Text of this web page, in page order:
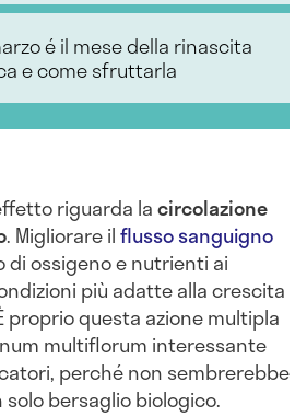
é il mese della rinascita
e come sfruttarla
riguarda lacircolazione
. Migliorare ilflusso sanguigno
di ossigeno e nutrienti ai
più adatte alla crescita
proprio questa azione multipla
multiflorum interessante
perché non sembrerebbe
bersaglio biologico.